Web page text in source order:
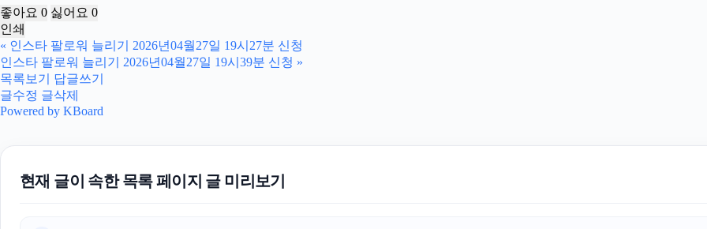
좋아요 0 싫어요 0
인쇄
« 인스타 팔로워 늘리기 2026년04월27일 19시27분 신청
인스타 팔로워 늘리기 2026년04월27일 19시39분 신청 »
목록보기
답글쓰기
글수정 글삭제
Powered by KBoard
현재 글이 속한 목록 페이지 글 미리보기